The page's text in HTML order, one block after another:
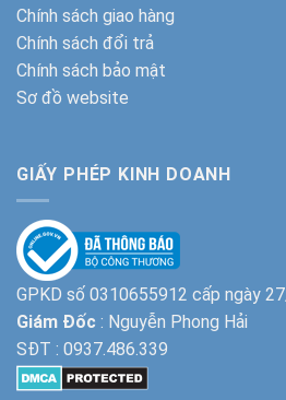
Chính sách giao hàng
Chính sách đổi trả
Chính sách bảo mật
Sơ đồ website
GIẤY PHÉP KINH DOANH
GPKD số 0310655912 cấp ngày
Giám Đốc : Nguyễn Phong Hải
SĐT : 0937.486.339